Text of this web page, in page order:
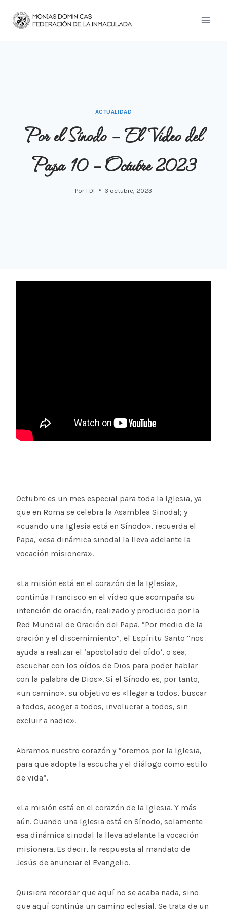
ACTUALIDAD
Por el Sínodo – El Video del
Papa 10 – Octubre 2023
Por FDI 3 octubre, 2023
Octubre es un mes especial para toda la Iglesia, ya
que en Roma se celebra la Asamblea Sinodal; y
«cuando una Iglesia está en Sínodo», recuerda el
Papa, «esa dinámica sinodal la lleva adelante la
vocación misionera».
«La misión está en el corazón de la Iglesia»,
continúa Francisco en el vídeo que acompaña su
intención de oración, realizado y producido por la
Red Mundial de Oración del Papa. “Por medio de la
oración y el discernimiento”, el Espíritu Santo “nos
ayuda a realizar el ‘apostolado del oído’, o sea,
escuchar con los oídos de Dios para poder hablar
con la palabra de Dios». Si el Sínodo es, por tanto,
«un camino», su objetivo es «llegar a todos, buscar
a todos, acoger a todos, involucrar a todos, sin
excluir a nadie».
Abramos nuestro corazón y “oremos por la Iglesia,
para que adopte la escucha y el diálogo como estilo
de vida”.
«La misión está en el corazón de la Iglesia. Y más
aún. Cuando una Iglesia está en Sínodo, solamente
esa dinámica sinodal la lleva adelante la vocación
misionera. Es decir, la respuesta al mandato de
Jesús de anunciar el Evangelio.
Quisiera recordar que aquí no se acaba nada, sino
que aquí continúa un camino eclesial. Se trata de un